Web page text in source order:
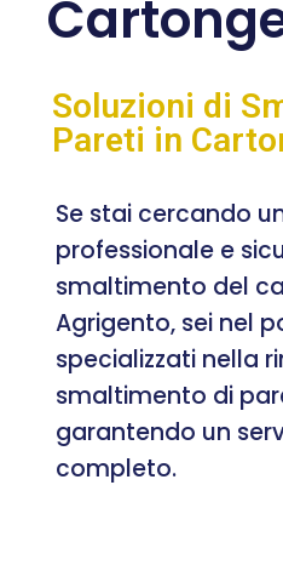
Soluzioni di
Pareti in
Se stai cercando
professionale e
smaltimento del
Agrigento, sei nel
specializzati nella
smaltimento di
garantendo un
completo.